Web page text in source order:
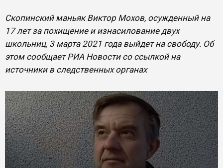
Скопинский маньяк Виктор Мохов, осужденный на
17 лет за похищение и изнасилование двух
школьниц, 3 марта 2021 года выйдет на свободу. Об
этом сообщает РИА Новости со ссылкой на
источники в следственных органах